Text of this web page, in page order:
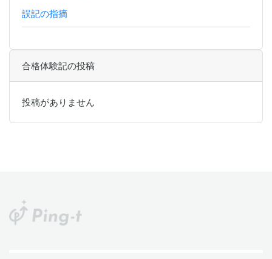
誤記の指摘
合格体験記の投稿
投稿がありません